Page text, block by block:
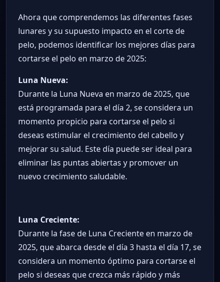
Ahora que comprendemos las diferentes fases
lunares y su supuesto impacto en el corte de
pelo, podemos identificar los mejores días para
cortarse el pelo en marzo de 2025:
Luna Nueva:
Durante la Luna Nueva en marzo de 2025, que
está programada para el día 2, se considera un
momento propicio para cortarse el pelo si
deseas estimular el crecimiento del cabello y
mejorar su salud. Este día puede ser ideal para
eliminar las puntas abiertas y promover un
nuevo crecimiento saludable.
Luna Creciente:
Durante la fase de Luna Creciente en marzo de
2025, que abarca desde el día 3 hasta el día 17, se
considera un momento óptimo para cortarse el
pelo si deseas que crezca más rápido y más